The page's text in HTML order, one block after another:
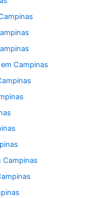
Campinas
Campinas